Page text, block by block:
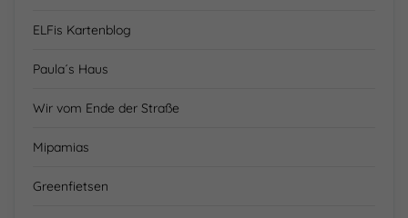
ELFis Kartenblog
Paula´s Haus
Wir vom Ende der Straße
Mipamias
Greenfietsen